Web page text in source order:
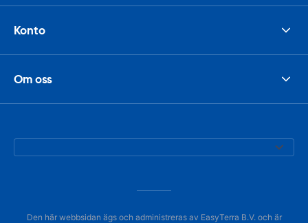
Konto
Om oss
Den här webbsidan ägs och administreras av EasyTerra B.V. och är